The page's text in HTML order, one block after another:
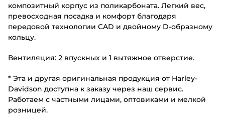
композитный корпус из поликарбоната. Легкий вес,
превосходная посадка и комфорт благодаря
передовой технологии CAD и двойному D-образному
кольцу.
Вентиляция: 2 впускных и 1 вытяжное отверстие.
* Эта и другая оригинальная продукция от Harley-
Davidson доступна к заказу через наш сервис.
Работаем с частными лицами, оптовиками и мелкой
розницей.